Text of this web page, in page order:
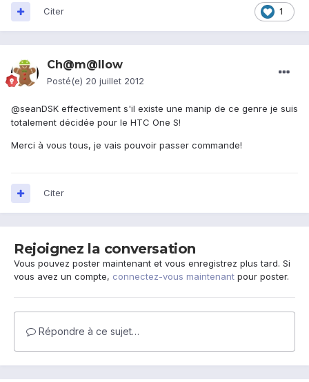
1
Citer
Ch@m@llow
Posté(e) 20 juillet 2012
@seanDSK effectivement s'il existe une manip de ce genre je suis
totalement décidée pour le HTC One S!
Merci à vous tous, je vais pouvoir passer commande!
Citer
Rejoignez la conversation
Vous pouvez poster maintenant et vous enregistrez plus tard. Si
vous avez un compte, connectez-vous maintenant pour poster.
Répondre à ce sujet…